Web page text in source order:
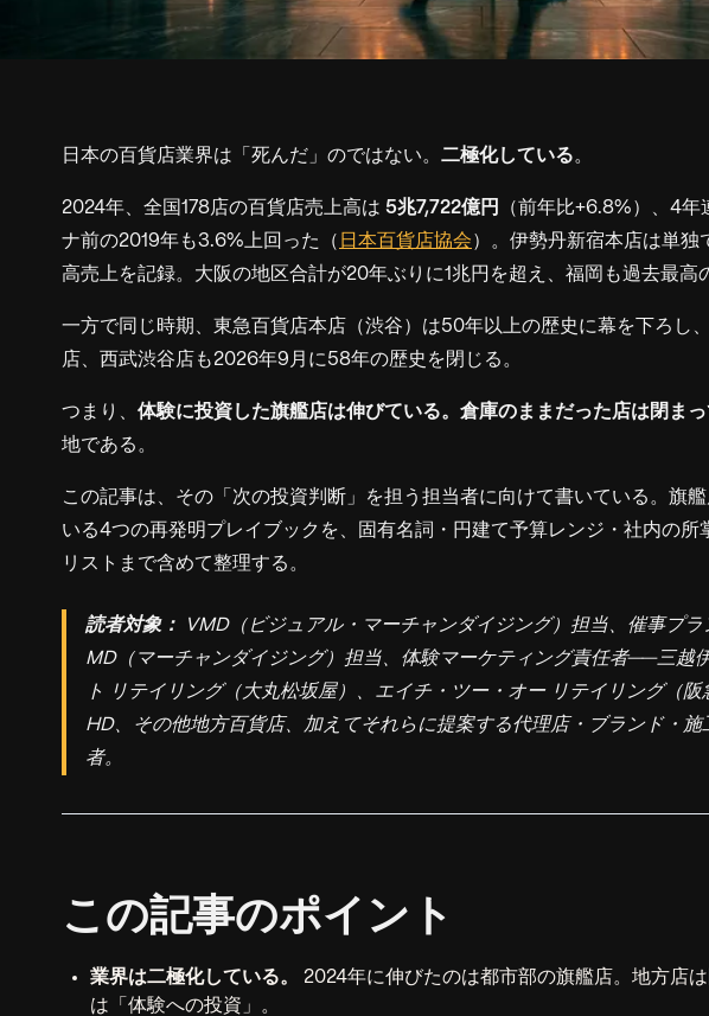
日本の百貨店業界は「死んだ」のではない。 二極化している 。
2024年、全国178店の百貨店売上高は 5兆7,722億円
（前年比+6.8%）、4年
ナ前の2019年も3.6%上回った（ 日本百貨店協会 ）。伊勢丹新宿本店は単独
高売上を記録。大阪の地区合計が20年ぶりに1兆円を超え、福岡も過去最高
一方で同じ時期、東急百貨店本店（渋谷）は50年以上の歴史に幕を下ろし
店、西武渋谷店も2026年9月に58年の歴史を閉じる。
つまり、 体験に投資した旗艦店は伸びている。倉庫のままだった店は閉ま
地である。
この記事は、その「次の投資判断」を担う担当者に向けて書いている。旗
いる4つの再発明プレイブックを、固有名詞・円建て予算レンジ・社内の所
リストまで含めて整理する。
読者対象：
VMD（ビジュアル・マーチャンダイジング）担当、催事プ
MD（マーチャンダイジング）担当、体験マーケティング責任者──三越
ト リテイリング（大丸松坂屋）、エイチ・ツー・オー リテイリング（
HD、その他地方百貨店、加えてそれらに提案する代理店・ブランド・施
者。
この記事のポイント
業界は二極化している。
2024年に伸びたのは都市部の旗艦店。地方店
は「体験への投資」。